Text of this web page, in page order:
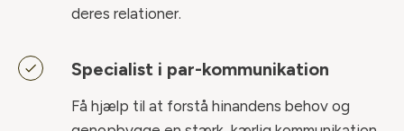
deres relationer.
Specialist i par-kommunikation
Få hjælp til at forstå hinandens behov og